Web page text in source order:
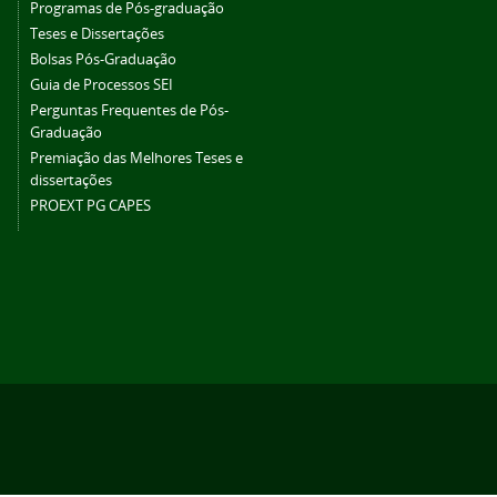
Programas de Pós-graduação
Teses e Dissertações
Bolsas Pós-Graduação
Guia de Processos SEI
Perguntas Frequentes de Pós-
Graduação
Premiação das Melhores Teses e
dissertações
PROEXT PG CAPES